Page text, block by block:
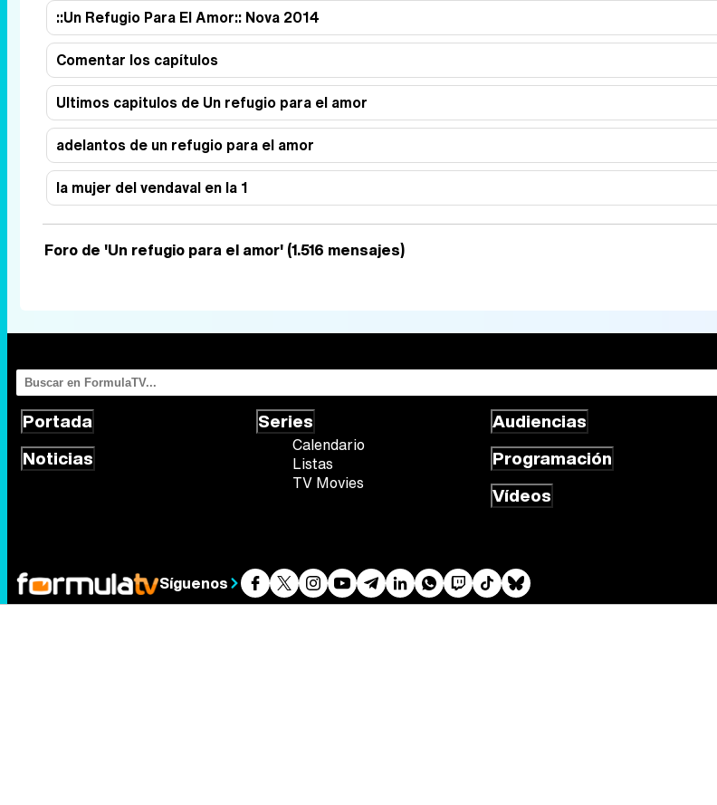
::Un Refugio Para El Amor:: Nova 2014
Comentar los capítulos
Ultimos capitulos de Un refugio para el amor
adelantos de un refugio para el amor
la mujer del vendaval en la 1
Foro de 'Un refugio para el amor' (1.516 mensajes)
Portada
Noticias
Series
Calendario
Listas
TV Movies
Audiencias
Programación
Vídeos
Síguenos